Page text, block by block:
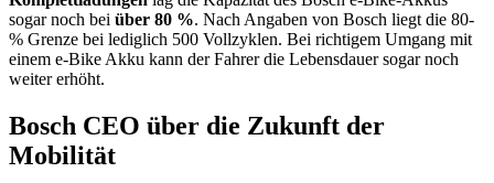
sogar noch bei über 80 %. Nach Angaben von Bosch liegt die 80-
% Grenze bei lediglich 500 Vollzyklen. Bei richtigem Umgang mit
einem e-Bike Akku kann der Fahrer die Lebensdauer sogar noch
weiter erhöht.
Bosch CEO über die Zukunft der
Mobilität